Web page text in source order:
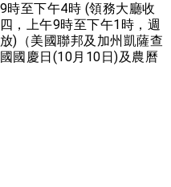
時至下午4時 (領務大廳收
，上午9時至下午1時，週
)（美國聯邦及加州凱薩查
國慶日(10月10日)及農曆